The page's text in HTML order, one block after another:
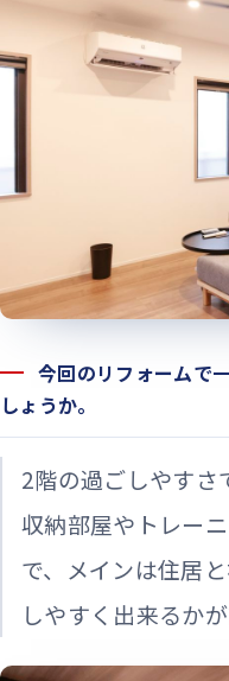
今回のリフォームで
しょうか。
2階の過ごしやすさ
収納部屋やトレー
で、メインは住居
しやすく出来るか